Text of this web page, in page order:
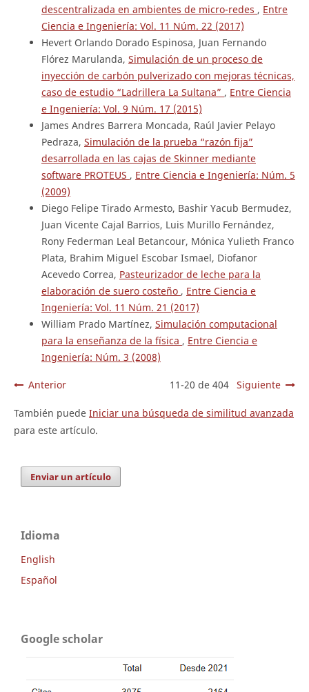
descentralizada en ambientes de micro-redes , Entre
Ciencia e Ingeniería: Vol. 11 Núm. 22 (2017)
Hevert Orlando Dorado Espinosa, Juan Fernando
Flórez Marulanda, Simulación de un proceso de
inyección de carbón pulverizado con mejoras técnicas,
caso de estudio “Ladrillera La Sultana” , Entre Ciencia
e Ingeniería: Vol. 9 Núm. 17 (2015)
James Andres Barrera Moncada, Raúl Javier Pelayo
Pedraza, Simulación de la prueba “razón fija”
desarrollada en las cajas de Skinner mediante
software PROTEUS , Entre Ciencia e Ingeniería: Núm. 5
(2009)
Diego Felipe Tirado Armesto, Bashir Yacub Bermudez,
Juan Vicente Cajal Barrios, Luis Murillo Fernández,
Rony Federman Leal Betancour, Mónica Yulieth Franco
Plata, Brahim Miguel Escobar Ismael, Diofanor
Acevedo Correa, Pasteurizador de leche para la
elaboración de suero costeño , Entre Ciencia e
Ingeniería: Vol. 11 Núm. 21 (2017)
William Prado Martínez, Simulación computacional
para la enseñanza de la física , Entre Ciencia e
Ingeniería: Núm. 3 (2008)
Anterior 11-20 de 404 Siguiente
También puede Iniciar una búsqueda de similitud avanzada
para este artículo.
Enviar un artículo
Idioma
English
Español
Google scholar